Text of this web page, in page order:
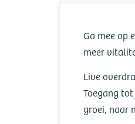
met
Ga mee op
meer
Live
Toegang
groei, naar